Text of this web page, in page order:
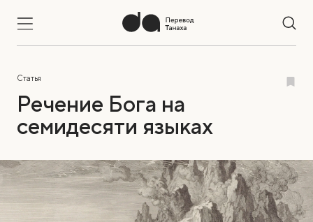
Статья
Речение Бога на
семидесяти языках